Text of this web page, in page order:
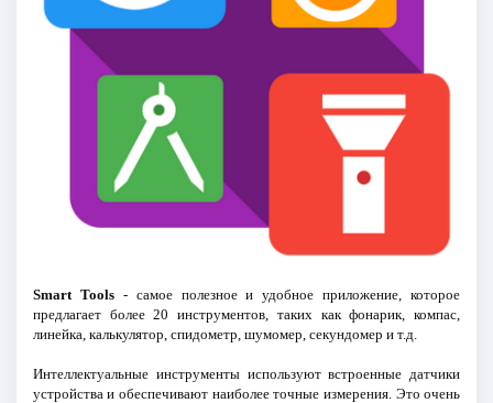
Smart Tools- самое полезное и удобное приложение, которое
предлагает более 20 инструментов, таких как фонарик, компас,
линейка, калькулятор, спидометр, шумомер, секундомер и т.д.
Интеллектуальные инструменты используют встроенные датчики
устройства и обеспечивают наиболее точные измерения. Это очень